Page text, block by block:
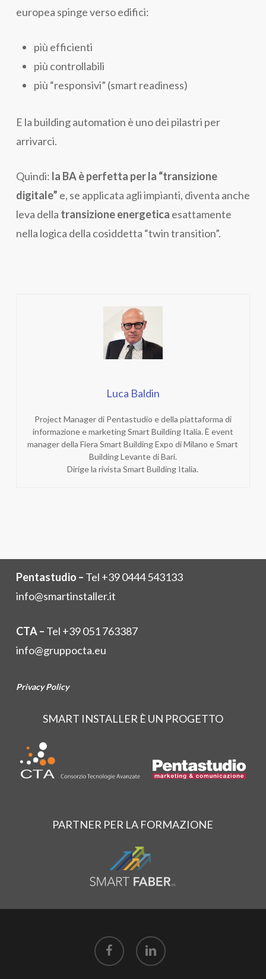
europea spinge verso edifici:
più efficienti
più controllabili
più “responsivi” (smart readiness)
E la building automation è uno dei pilastri per
arrivarci.
Quindi: la BA è perfetta per la “transizione
digitale” e, se applicata agli impianti, diventa anche
leva della transizione energetica esattamente
nella logica della cosiddetta “twin transition”.
Luca Baldin
Project Manager di Pentastudio e della piattaforma di
informazione e marketing Smart Building Italia. È event
manager della Fiera Smart Building Expo di Milano e Smart
Building Levante di Bari.
Dirige la rivista Smart Building Italia.
Pentastudio – Tel +39 0444 543133
info@smartinstaller.it
CTA – Tel +39 051 763387
info@gruppocta.eu
Privacy Policy
SMART INSTALLER È UN PROGETTO
PARTNER PER LA FORMAZIONE
facebook linkedin